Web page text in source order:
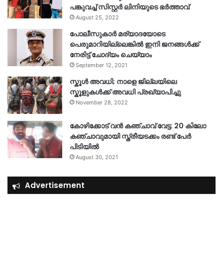
പങ്കുവച്ച് സിസ്റ്റർ ലിനിയുടെ ഭർത്താവ്
August 25, 2022
പോലീസുകാര്‍ മര്യാദയോടെ
പെരുമാറിയില്ലെങ്കില്‍ ഇനി ജനങ്ങള്‍ക്ക്
നേരിട്ട് ചോദ്യം ചെയ്യാം
September 12, 2021
സ്കൂൾ അവധി; നാളെ ജില്ലയിലെ
സ്കൂളുകൾക്ക് അവധി പ്രഖ്യാപിച്ചു
November 28, 2022
കോഴിക്കോട് വൻ കഞ്ചാവ് വേട്ട: 20 കിലോ
കഞ്ചാവുമായി സ്ത്രീയടക്കം രണ്ട് പേർ
പിടിയിൽ
August 30, 2021
Advertisement